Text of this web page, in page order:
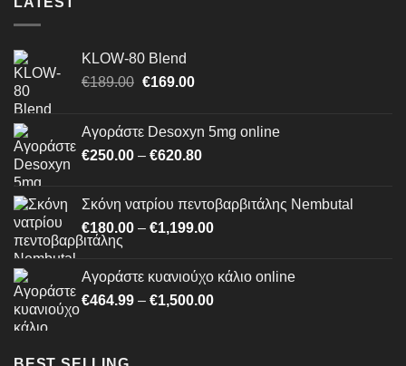
KLOW-80 Blend
€189.00 Original
€189.00.
€169.00Η
είναι:
€169.00.
Αγοράστε Desoxyn 5mg online
€250.00 – €620.80Price
through
€620.80
Σκόνη νατρίου πεντοβαρβιτάλης Nembutal
€180.00 – €1,199.00Price
through
€1,199.00
Αγοράστε κυανιούχο κάλιο online
€464.99 – €1,500.00Price